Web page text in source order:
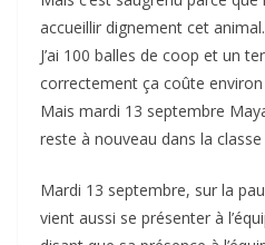
accueillir dignement cet animal.
J’ai 100 balles de coop et un
correctement ça coûte environ
Mais mardi 13 septembre
reste à nouveau dans la
Mardi 13 septembre, sur la
vient aussi se présenter à